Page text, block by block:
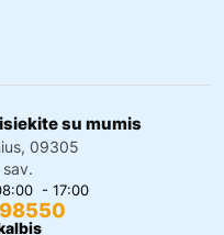
su mumis
09305
sav.
- 17:00